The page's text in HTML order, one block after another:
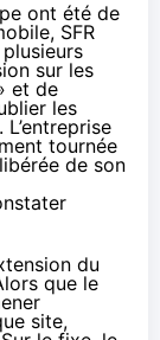
ont été de
SFR
sur les
et de
les
tournée
de son
du
que le
site,